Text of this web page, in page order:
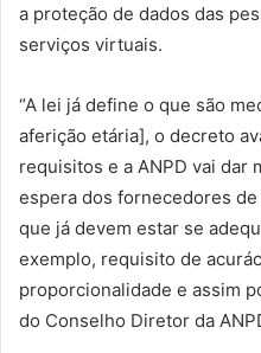
a proteção de dados das
serviços virtuais.
“A lei já define o que são
aferição etária], o decreto
requisitos e a ANPD vai dar
espera dos fornecedores
que já devem estar se
exemplo, requisito de
proporcionalidade e assim
do Conselho Diretor da